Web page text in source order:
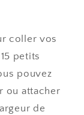
coller vos
petits
pouvez
ou attacher
de